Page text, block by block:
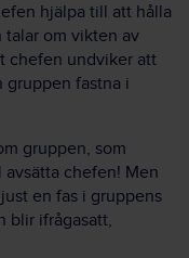
hjälpa till att hålla
talar om vikten av
chefen undviker att
gruppen fastna i
gruppen, som
chefen! Men
en fas i gruppens
blir ifrågasatt,